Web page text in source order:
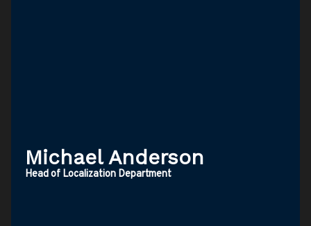
Michael Anderson
Head of Localization Department